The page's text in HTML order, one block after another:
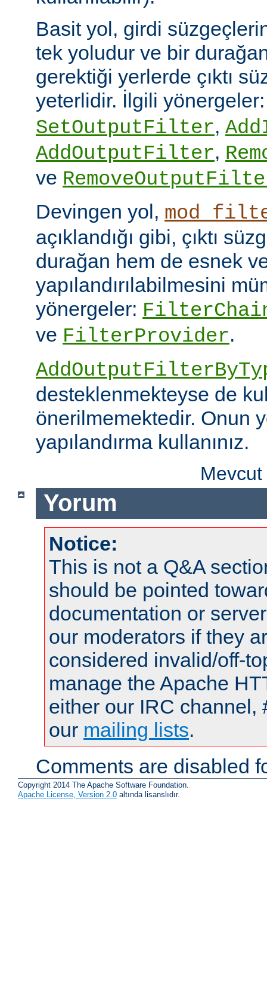
Basit yol, girdi
tek yoludur ve bir
gerektiği yerlerde çıktı
yeterlidir. İlgili
SetOutputFilter,
AddOutputFilter,
ve
Devingen yol,
açıklandığı gibi, çıktı
durağan hem de esnek
yapılandırılabilmesini
yönergeler:
ve FilterProvider.
desteklenmekteyse de
önerilmemektedir. Onun
yapılandırma kullanınız.
Yorum
Notice:
This is not a Q&A
should be pointed
documentation or
our moderators if they
considered invalid/off-
manage the Apache
either our IRC channel,
our mailing lists.
Comments are disabled
Copyright 2014 The Apache Software Foundation.
Apache License, Version 2.0 altında lisanslıdır.